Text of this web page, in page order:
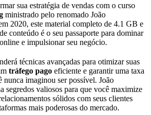
sua estratégia de vendas com o curso
ministrado pelo renomado João
2020, este material completo de 4.1 GB e
conteúdo é o seu passaporte para dominar
e impulsionar seu negócio.
técnicas avançadas para otimizar suas
tráfego pago eficiente e garantir uma taxa
nunca imaginou ser possível. João
segredos valiosos para que você maximize
sólidos com seus clientes
mais poderosas do mercado.